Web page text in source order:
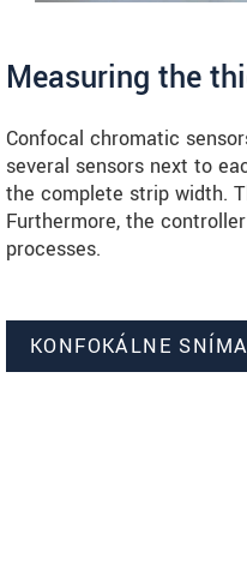
Measuring the
Confocal chromatic
several sensors next to
the complete strip width.
Furthermore, the
processes.
KONFOKÁLNE